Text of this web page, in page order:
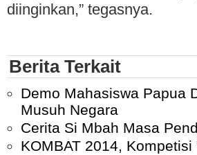
diinginkan,” tegasnya.
Berita Terkait
Demo Mahasiswa Papua
Musuh Negara
Cerita Si Mbah Masa
KOMBAT 2014,